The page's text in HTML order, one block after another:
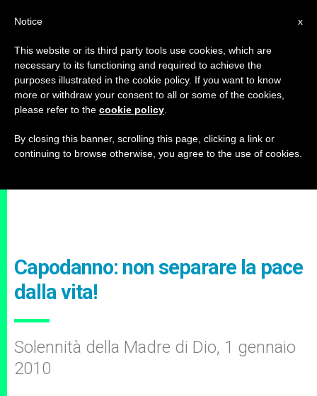
Capodanno: non separare la pace
dalla vita!
Solennità della Madre di Dio, 1 gennaio
2010
x
Notice
This website or its third party tools use cookies, which are
necessary to its functioning and required to achieve the
purposes illustrated in the cookie policy. If you want to know
more or withdraw your consent to all or some of the cookies,
please refer to the cookie policy
By closing this banner, scrolling this page, clicking a link or
continuing to browse otherwise, you agree to the use of cookies.